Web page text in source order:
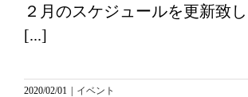
２月のスケジュールを更新致
[...]
2020/02/01
イベント